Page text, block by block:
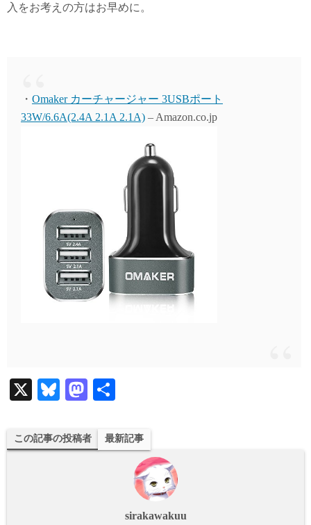
入をお考えの方はお早めに。
・ Omaker カーチャージャー 3USBポート
33W/6.6A(2.4A 2.1A 2.1A) – Amazon.co.jp
X
Bl
sk
y
M
to
do
この記事の投稿者 最新記事
sirakawakuu